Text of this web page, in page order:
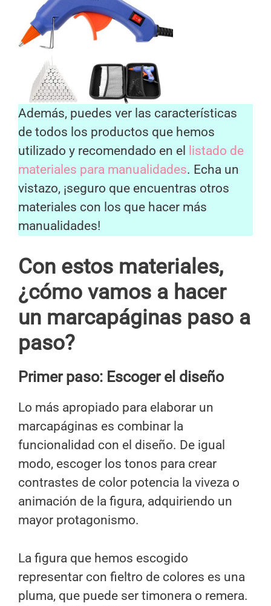
Además, puedes ver las características
de todos los productos que hemos
utilizado y recomendado en el
listado de
materiales para manualidades. Echa un
vistazo, ¡seguro que encuentras otros
materiales con los que hacer más
manualidades!
Con estos materiales,
¿cómo vamos a hacer
un marcapáginas paso a
paso?
Primer paso: Escoger el diseño
Lo más apropiado para elaborar un
marcapáginas es combinar la
funcionalidad con el diseño. De igual
modo, escoger los tonos para crear
contrastes de color potencia la viveza o
animación de la figura, adquiriendo un
mayor protagonismo.
La figura que hemos escogido
representar con fieltro de colores es una
pluma, que puede ser timonera o remera.